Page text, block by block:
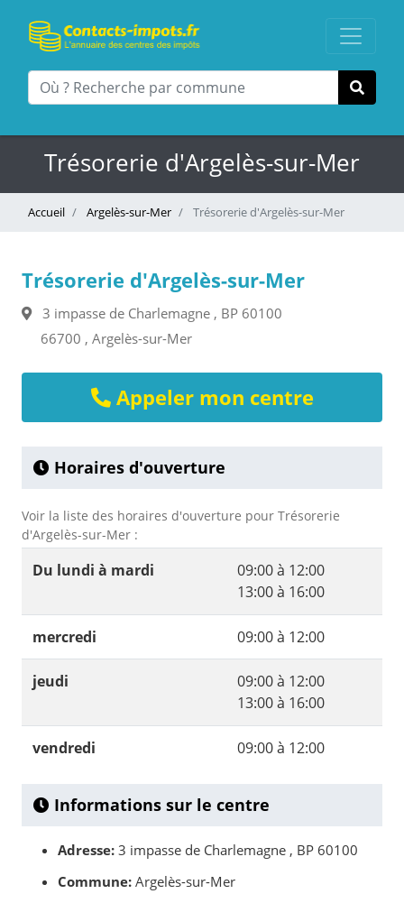
Trésorerie d'Argelès-sur-Mer
Accueil Argelès-sur-Mer Trésorerie d'Argelès-sur-Mer
Trésorerie d'Argelès-sur-Mer
3 impasse de Charlemagne , BP 60100
66700 , Argelès-sur-Mer
Appeler mon centre
Horaires d'ouverture
Voir la liste des horaires d'ouverture pour Trésorerie
d'Argelès-sur-Mer :
Du lundi à mardi
09:00 à 12:00
13:00 à 16:00
mercredi 09:00 à 12:00
jeudi
09:00 à 12:00
13:00 à 16:00
vendredi 09:00 à 12:00
Informations sur le centre
Adresse: 3 impasse de Charlemagne , BP 60100
Commune: Argelès-sur-Mer